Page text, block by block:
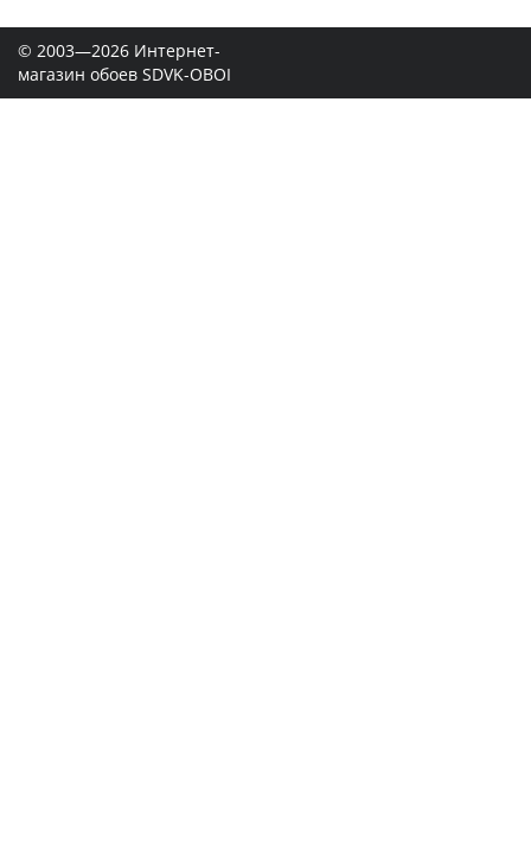
© 2003—2026 Интернет-
магазин обоев SDVK-OBOI